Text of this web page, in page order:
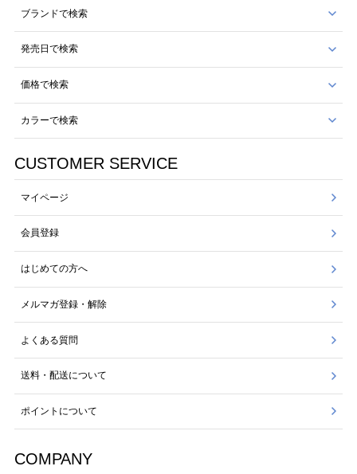
ブランドで検索
発売日で検索
価格で検索
カラーで検索
CUSTOMER SERVICE
マイページ
会員登録
はじめての方へ
メルマガ登録・解除
よくある質問
送料・配送について
ポイントについて
COMPANY